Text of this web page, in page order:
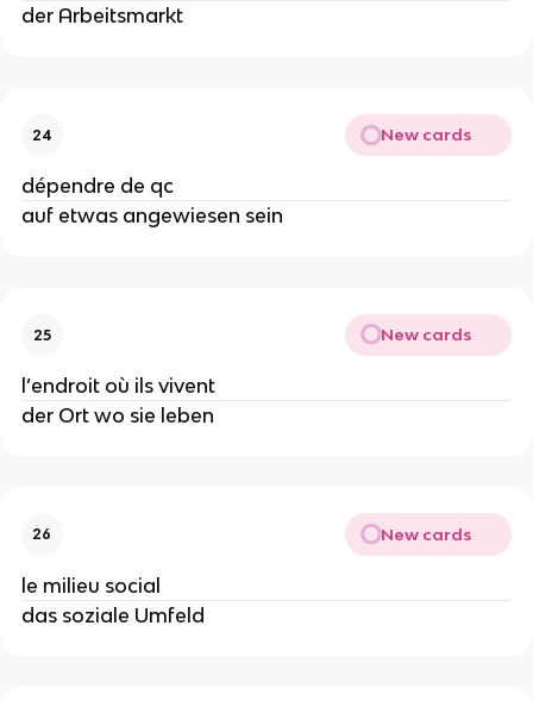
der Arbeitsmarkt
24 New cards
dépendre de qc
auf etwas angewiesen sein
25 New cards
l’endroit où ils vivent
der Ort wo sie leben
26 New cards
le milieu social
das soziale Umfeld